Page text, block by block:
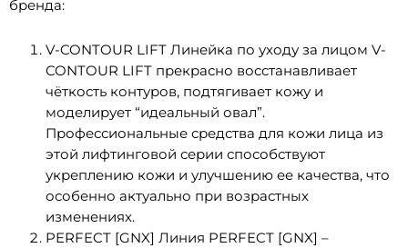
бренда:
V-CONTOUR LIFT Линейка по уходу за лицом V-
CONTOUR LIFT прекрасно восстанавливает
чёткость контуров, подтягивает кожу и
моделирует “идеальный овал”.
Профессиональные средства для кожи лица из
этой лифтинговой серии способствуют
укреплению кожи и улучшению ее качества, что
особенно актуально при возрастных
изменениях.
PERFECT [GNX] Линия PERFECT [GNX] –